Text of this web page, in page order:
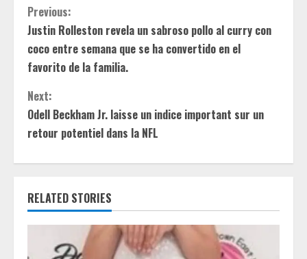
C
o
n
t
i
n
u
e
Previous:
Justin Rolleston revela un sabroso pollo al curry con
coco entre semana que se ha convertido en el
favorito de la familia.
Next:
Odell Beckham Jr. laisse un indice important sur un
retour potentiel dans la NFL
RELATED STORIES